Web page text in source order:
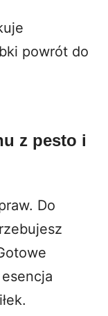
powrót do
z pesto i
Do